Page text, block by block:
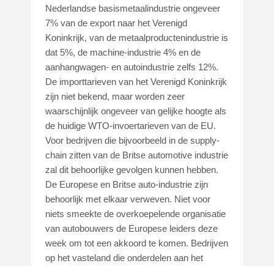
Nederlandse basismetaalindustrie ongeveer
7% van de export naar het Verenigd
Koninkrijk, van de metaalproductenindustrie is
dat 5%, de machine-industrie 4% en de
aanhangwagen- en autoindustrie zelfs 12%.
De importtarieven van het Verenigd Koninkrijk
zijn niet bekend, maar worden zeer
waarschijnlijk ongeveer van gelijke hoogte als
de huidige WTO-invoertarieven van de EU.
Voor bedrijven die bijvoorbeeld in de supply-
chain zitten van de Britse automotive industrie
zal dit behoorlijke gevolgen kunnen hebben.
De Europese en Britse auto-industrie zijn
behoorlijk met elkaar verweven. Niet voor
niets smeekte de overkoepelende organisatie
van autobouwers de Europese leiders deze
week om tot een akkoord te komen. Bedrijven
op het vasteland die onderdelen aan het